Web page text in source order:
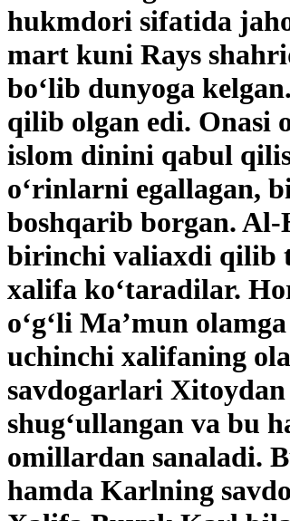
hukmdori sifatida
mart kuni Rays
bo‘lib dunyoga
qilib olgan edi. Onasi
islom dinini qabul
o‘rinlarni egallagan,
boshqarib borgan.
birinchi valiaxdi qilib
xalifa ko‘taradilar.
o‘g‘li Ma’mun
uchinchi xalifaning
savdogarlari
shug‘ullangan va bu
omillardan sanaladi.
hamda Karlning